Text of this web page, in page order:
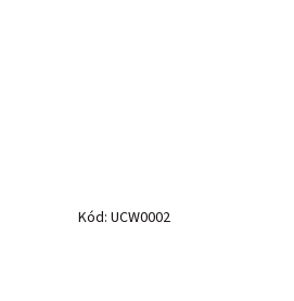
Kód: UCW0002